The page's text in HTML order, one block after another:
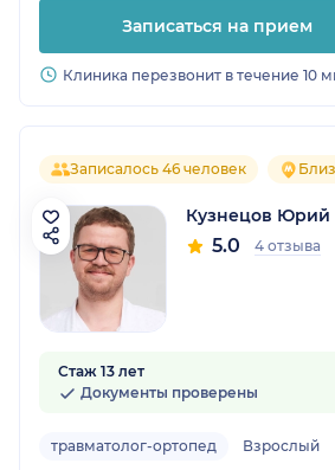
Записаться на прием
Клиника перезвонит в течение 10
Записалось 46 человек
Кузнецов
5.0 4 отзыва
Стаж 13 лет
Документы проверены
травматолог-ортопед Взрослый